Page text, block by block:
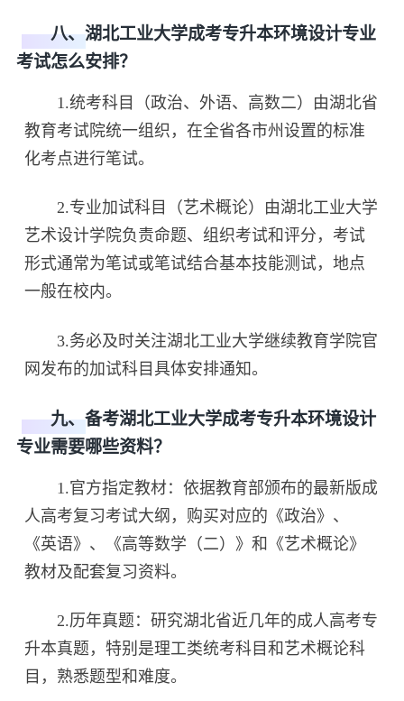
八、湖北工业大学成考专升本环境设计专业
考试怎么安排？
1.统考科目（政治、外语、高数二）由湖北省
教育考试院统一组织，在全省各市州设置的标准
化考点进行笔试。
2.专业加试科目（艺术概论）由湖北工业大学
艺术设计学院负责命题、组织考试和评分，考试
形式通常为笔试或笔试结合基本技能测试，地点
一般在校内。
3.务必及时关注湖北工业大学继续教育学院官
网发布的加试科目具体安排通知。
九、备考湖北工业大学成考专升本环境设计
专业需要哪些资料？
1.官方指定教材：依据教育部颁布的最新版成
人高考复习考试大纲，购买对应的《政治》、
《英语》、《高等数学（二）》和《艺术概论》
教材及配套复习资料。
2.历年真题：研究湖北省近几年的成人高考专
升本真题，特别是理工类统考科目和艺术概论科
目，熟悉题型和难度。